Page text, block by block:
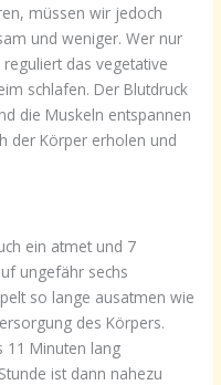
müssen wir jedoch
und weniger. Wer nur
das vegetative
schlafen. Der Blutdruck
die Muskeln entspannen
der Körper erholen und
ein atmet und 7
ungefähr sechs
so lange ausatmen wie
des Körpers.
11 Minuten lang
ist dann nahezu